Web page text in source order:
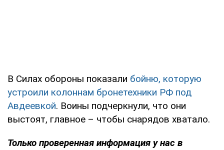
В Силах обороны показали бойню, которую
устроили колоннам бронетехники РФ под
Авдеевкой. Воины подчеркнули, что они
выстоят, главное – чтобы снарядов хватало.
Только проверенная информация у нас в